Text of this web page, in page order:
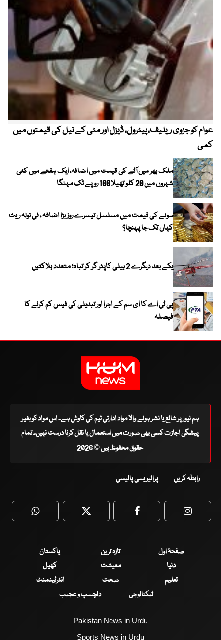
عوام کو جزوی ریلیف، پیٹرول، ڈیزل اور مٹی کے تیل کی قیمتوں میں
کمی
ملک بھر میں آٹے کی قیمت میں اضافہ، ایک ہفتے میں کئی
شہروں میں 20 کلو تھیلا 100 روپے تک مہنگا
سونے کی قیمت میں مسلسل تیسرے روز بڑا اضافہ ، فی تولہ ریٹ
کہاں تک جا پہنچا؟
یکے بعد دیگرے 2 ہیلی کاپٹر گر کر تباہ؛ متعدد ہلاکتیں
پی ٹی اے کا ای سم کے اجرا اور تبدیلی کی فیس کم کرنے کا
فیصلہ
ہم نیوز پر شائع یا نشر ہونے والا مواد ادارتی ٹیم کی کاوش ہے۔ اس مواد کو بغیر
پیشگی اجازت کسی بھی صورت میں استعمال یا نقل کرنا درست نہیں۔ تمام
حقوق محفوظ ہیں © 2026
رابطہ کریں پرائیویسی پالیسی
WhatsApp Twitter Facebook
صفحۂ اول تازہ ترین
پاکستان
دنیا
معیشت
کھیل
تعلیم
صحت
انٹرٹینمنٹ
ٹیکنالوجی
دلچسپ و عجیب
Pakistan News in Urdu
Sports News in Urdu